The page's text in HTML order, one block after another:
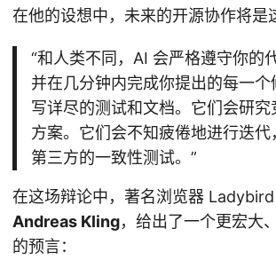
在他的设想中，未来的开源协作将是
“和人类不同，AI 会严格遵守你的
并在几分钟内完成你提出的每一个
写详尽的测试和文档。它们会研究
方案。它们会不知疲倦地进行迭代
第三方的一致性测试。”
在这场辩论中，著名浏览器
Andreas Kling，给出了一个更宏大
的预言：